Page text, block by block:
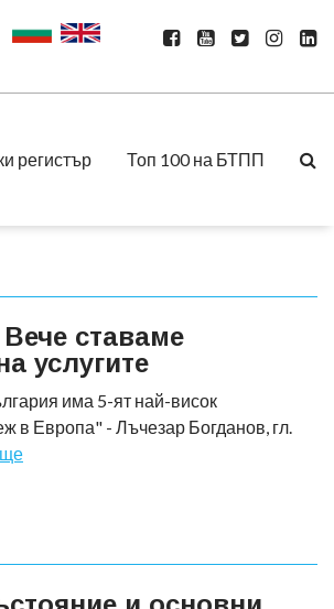
регистър Топ 100 на БТПП
ставаме
услугите
има 5-ят най-висок
в Европа" - Лъчезар Богданов, гл.